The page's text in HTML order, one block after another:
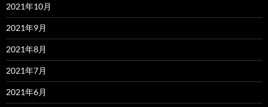
2021年10月
2021年9月
2021年8月
2021年7月
2021年6月